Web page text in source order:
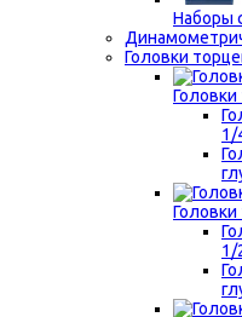
Наборы
Головки
1/
1/